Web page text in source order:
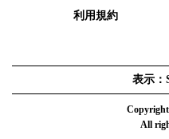
利用規約
表示：
All